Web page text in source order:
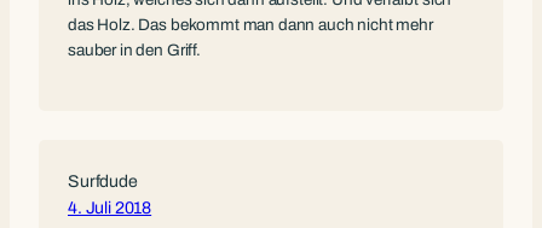
das Holz. Das bekommt man dann auch nicht mehr
sauber in den Griff.
Surfdude
4. Juli 2018